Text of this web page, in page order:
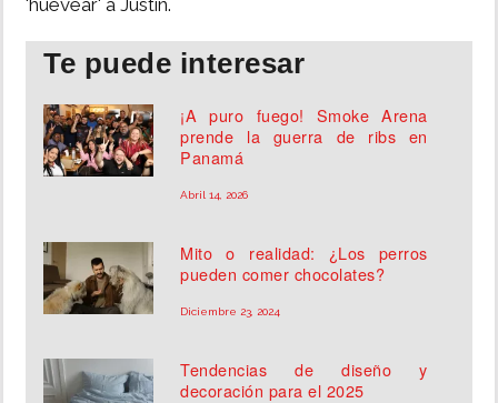
'huevear' a Justin.
Te puede interesar
¡A puro fuego! Smoke Arena
prende la guerra de ribs en
Panamá
Abril 14, 2026
Mito o realidad: ¿Los perros
pueden comer chocolates?
Diciembre 23, 2024
Tendencias de diseño y
decoración para el 2025